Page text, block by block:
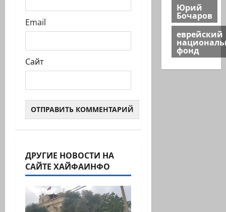
Email
Сайт
ДРУГИЕ НОВОСТИ НА
САЙТЕ ХАЙФАИНФО
Юрий
Бочаров
еврейский
фонд